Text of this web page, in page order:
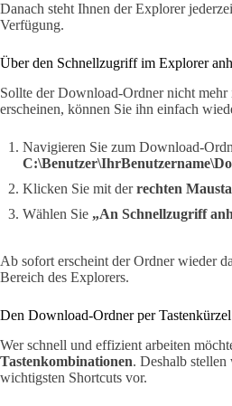
Danach steht Ihnen der Explorer
Verfügung.
Über den Schnellzugriff im Explorer
Sollte der Download-Ordner nicht
erscheinen, können Sie ihn einfach
Navigieren Sie zum Download-
Klicken Sie mit derrechten
Wählen Sie „An Schnellzugriff
Ab sofort erscheint der Ordner wieder
Bereich des Explorers.
Den Download-Ordner per
Wer schnell und effizient arbeiten
Tastenkombinationen. Deshalb
wichtigsten Shortcuts vor.